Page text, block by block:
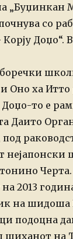
„Буџинкан
со
Доџо“.
Оно ха Итто
то е
Даито
нејапонски
Черта.
2013
на шидоша
подоцна
шиханот на